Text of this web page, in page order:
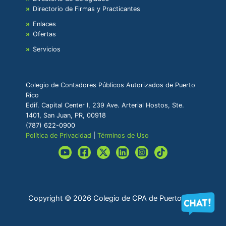
Directorio de Firmas y Practicantes
Enlaces
Ofertas
Servicios
Colegio de Contadores Públicos Autorizados de Puerto
Rico
Edif. Capital Center I, 239 Ave. Arterial Hostos, Ste.
1401, San Juan, PR, 00918
(787) 622-0900
Política de Privacidad |Términos de Uso
Copyright © 2026 Colegio de CPA de Puerto Rico